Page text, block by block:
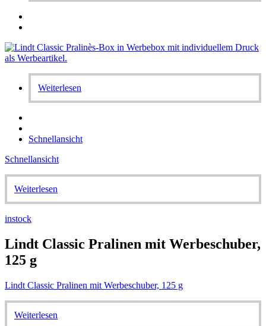
Weiterlesen
Schnellansicht
Schnellansicht
Weiterlesen
instock
Lindt Classic Pralinen mit Werbeschuber,
125 g
Lindt Classic Pralinen mit Werbeschuber, 125 g
Weiterlesen